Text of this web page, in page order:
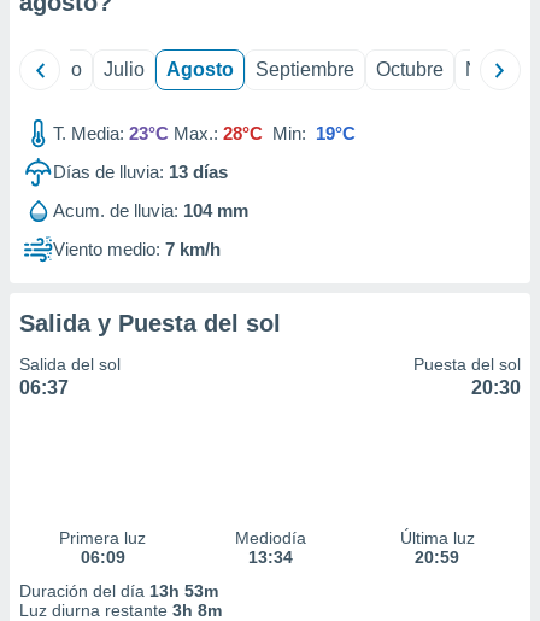
mediante
publicidad
publicidad
1199
Junio Julio Agosto Septiembre Octubre
T. Media: 23°C Max.: 28°C Min: 19°C
Días de lluvia: 13 días
Acum. de lluvia: 104 mm
Viento medio: 7 km/h
Salida y Puesta del sol
Salida del sol
06:37
Puesta del sol
20:30
Primera luz
06:09
Mediodía
13:34
Última luz
20:59
Duración del día 13h 53m
Luz diurna restante 3h 8m